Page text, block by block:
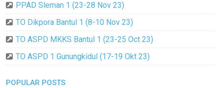
PPAD Sleman 1 (23-28 Nov 23)
TO Dikpora Bantul 1 (8-10 Nov 23)
TO ASPD MKKS Bantul 1 (23-25 Oct 23)
TO ASPD 1 Gunungkidul (17-19 Okt 23)
POPULAR POSTS